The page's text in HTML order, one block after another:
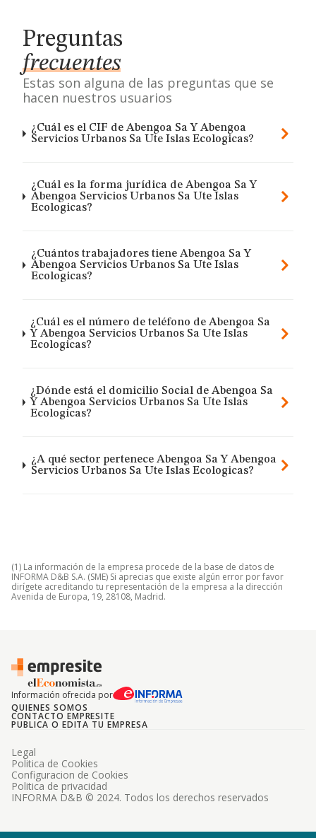
Preguntas
frecuentes
Estas son alguna de las preguntas que se
hacen nuestros usuarios
¿Cuál es el CIF de Abengoa Sa Y Abengoa
Servicios Urbanos Sa Ute Islas Ecologicas?
¿Cuál es la forma jurídica de Abengoa Sa Y
Abengoa Servicios Urbanos Sa Ute Islas
Ecologicas?
¿Cuántos trabajadores tiene Abengoa Sa Y
Abengoa Servicios Urbanos Sa Ute Islas
Ecologicas?
¿Cuál es el número de teléfono de Abengoa Sa
Y Abengoa Servicios Urbanos Sa Ute Islas
Ecologicas?
¿Dónde está el domicilio Social de Abengoa Sa
Y Abengoa Servicios Urbanos Sa Ute Islas
Ecologicas?
¿A qué sector pertenece Abengoa Sa Y Abengoa
Servicios Urbanos Sa Ute Islas Ecologicas?
(1) La información de la empresa procede de la base de datos de
INFORMA D&B S.A. (SME) Si aprecias que existe algún error por favor
dirígete acreditando tu representación de la empresa a la dirección
Avenida de Europa, 19, 28108, Madrid.
Información ofrecida por
QUIENES SOMOS
CONTACTO EMPRESITE
PUBLICA O EDITA TU EMPRESA
INFORMA D&B © 2024. Todos los derechos reservados
Legal
Politica de Cookies
Configuracion de Cookies
Politica de privacidad